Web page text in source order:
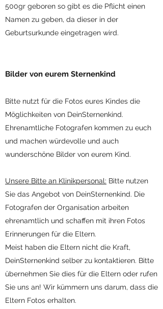
500gr geboren so gibt es die Pflicht einen
Namen zu geben, da dieser in der
Geburtsurkunde eingetragen wird.
Bilder von eurem Sternenkind
Bitte nutzt für die Fotos eures Kindes die
Möglichkeiten von DeinSternenkind.
Ehrenamtliche Fotografen kommen zu euch
und machen würdevolle und auch
wunderschöne Bilder von eurem Kind.
Unsere Bitte an Klinikpersonal: Bitte nutzen
Sie das Angebot von DeinSternenkind. Die
Fotografen der Organisation arbeiten
ehrenamtlich und schaffen mit ihren Fotos
Erinnerungen für die Eltern.
Meist haben die Eltern nicht die Kraft,
DeinSternenkind selber zu kontaktieren. Bitte
übernehmen Sie dies für die Eltern oder rufen
Sie uns an! Wir kümmern uns darum, dass die
Eltern Fotos erhalten.